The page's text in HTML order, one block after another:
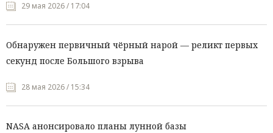
29 мая 2026 / 17:04
Обнаружен первичный чёрный нарой — реликт первых
секунд после Большого взрыва
28 мая 2026 / 15:34
NASA анонсировало планы лунной базы